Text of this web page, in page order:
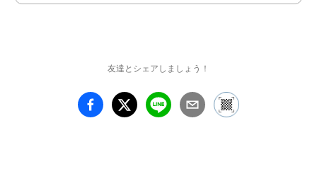
友達とシェアしましょう！